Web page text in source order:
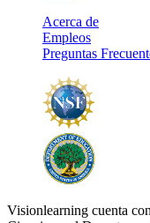
Acerca de
Empleos
Preguntas
Visionlearning cuenta